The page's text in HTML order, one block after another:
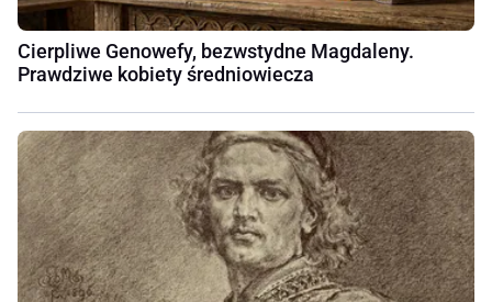
Cierpliwe Genowefy, bezwstydne Magdaleny.
Prawdziwe kobiety średniowiecza